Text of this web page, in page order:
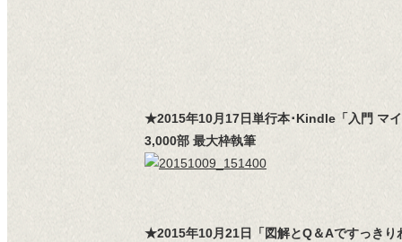
★2015年10月17日単行本･Kindle「入門 マ
3,000部 最大枠執筆
★2015年10月21日「図解とQ＆Aですっきり